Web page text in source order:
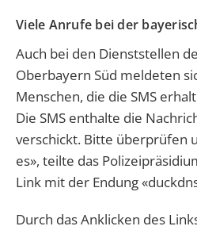
Viele Anrufe bei der
Auch bei den Dienststellen
Oberbayern Süd meldeten
Menschen, die die SMS
Die SMS enthalte die
verschickt. Bitte überprüfen
es», teilte das
Link mit der Endung
Durch das Anklicken des